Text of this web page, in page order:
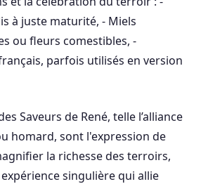
à juste maturité, - Miels
ou fleurs comestibles, -
parfois utilisés en version
Saveurs de René, telle l’alliance
homard, sont l'expression de
la richesse des terroirs,
singulière qui allie